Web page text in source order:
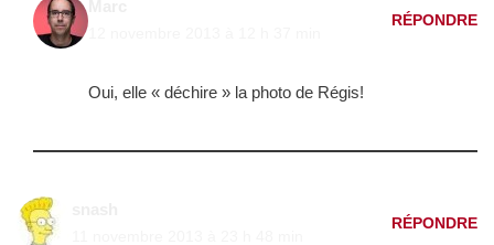
RÉPONDRE
Oui, elle « déchire » la photo de Régis!
RÉPONDRE